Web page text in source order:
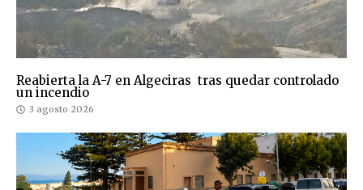
Reabierta la A-7 en Algeciras tras quedar controlado
un incendio
3 agosto 2026